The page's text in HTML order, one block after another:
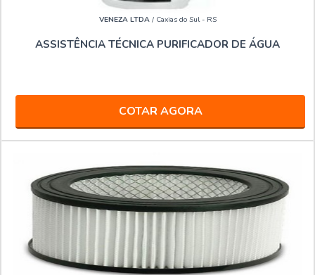
VENEZA LTDA/ Caxias do Sul - RS
ASSISTÊNCIA TÉCNICA PURIFICADOR DE ÁGUA
COTAR AGORA